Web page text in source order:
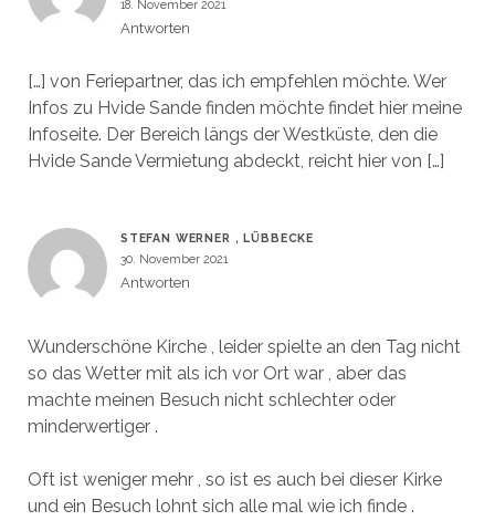
18. November 2021
Antworten
[…] von Feriepartner, das ich empfehlen möchte. Wer
Infos zu Hvide Sande finden möchte findet hier meine
Infoseite. Der Bereich längs der Westküste, den die
Hvide Sande Vermietung abdeckt, reicht hier von […]
STEFAN WERNER , LÜBBECKE
30. November 2021
Antworten
Wunderschöne Kirche , leider spielte an den Tag nicht
so das Wetter mit als ich vor Ort war , aber das
machte meinen Besuch nicht schlechter oder
minderwertiger .
Oft ist weniger mehr , so ist es auch bei dieser Kirke
und ein Besuch lohnt sich alle mal wie ich finde .